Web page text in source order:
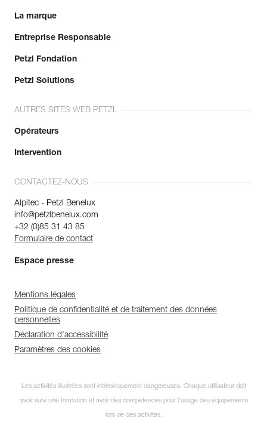
La marque
Entreprise Responsable
Petzl Fondation
Petzl Solutions
AUTRES SITES WEB PETZL
Opérateurs
Intervention
CONTACTEZ-NOUS
Alpitec - Petzl Benelux
info@petzlbenelux.com
+32 (0)85 31 43 85
Formulaire de contact
Espace presse
Mentions légales
Politique de confidentialité et de traitement des données
personnelles
Déclaration d'accessibilité
Paramètres des cookies
Les activités illustrées sont intrinsèquement dangereuses. Chaque utilisateur doit
avoir suivi une formation et avoir des compétences pour l’usage des équipements
lors de ces activités.